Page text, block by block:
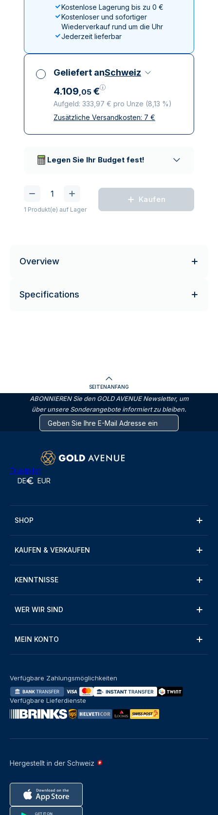
Kostenlose Lagerung bis zu 0 €
Kostenloser und sofortiger
Wiederverkauf rund um die Uhr
Jederzeit lieferbar
Geliefert anSchweiz
4.109,05 €
Aufgeld: 333,97 € pro Unze (8,13 %)
Alle Steuern inbegriffen
Zusätzliche Versandkosten: 7 €
Legen Sie Ihr Budget fest!
1 Produkt(e) auf Lager
Kaufen
Overview
Specifications
SEITENANFANG
ABONNIEREN Sie den GOLD AVENUE Newsletter, um
über unsere Sonderangebote informiert zu bleiben.
Trustpilot
DE EUR
SHOP
KAUFEN & VERKAUFEN
KENNTNISSE
WER WIR SIND
MEIN KONTO
Hergestellt in der Schweiz
Verfügbare Zahlungsmöglichkeiten
Verfügbare Lieferdienste